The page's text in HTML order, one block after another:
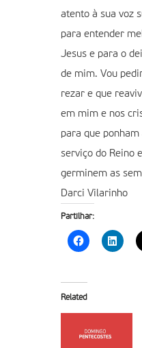
atento à sua voz
para entender
Jesus e para o
de mim. Vou
rezar e que
em mim e nos
para que
serviço do Reino
germinem as
Darci Vilarinho
Partilhar:
Related